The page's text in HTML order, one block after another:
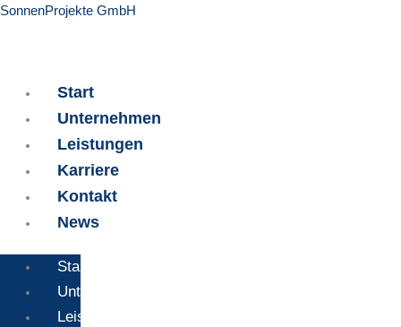
Zum
SonnenProjekte GmbH
Start
Unternehmen
Leistungen
Karriere
Kontakt
News
Start
Unternehmen
Leistungen